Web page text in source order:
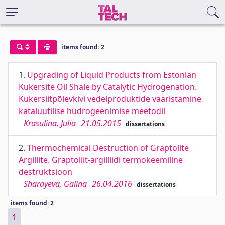
items found: 2
1. Upgrading of Liquid Products from Estonian
Kukersite Oil Shale by Catalytic Hydrogenation.
Kukersiitpõlevkivi vedelproduktide vääristamine
katalüütilise hüdrogeenimise meetodil
Krasulina, Julia 21.05.2015 dissertations
2. Thermochemical Destruction of Graptolite
Argillite. Graptoliit-argilliidi termokeemiline
destruktsioon
Sharayeva, Galina 26.04.2016 dissertations
items found: 2
1